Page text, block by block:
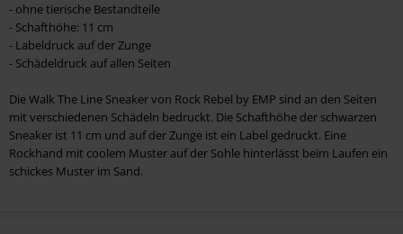
- ohne tierische Bestandteile
- Schafthöhe: 11 cm
- Labeldruck auf der Zunge
- Schädeldruck auf allen Seiten
Die Walk The Line Sneaker von Rock Rebel by EMP sind an den Seiten
mit verschiedenen Schädeln bedruckt. Die Schafthöhe der schwarzen
Sneaker ist 11 cm und auf der Zunge ist ein Label gedruckt. Eine
Rockhand mit coolem Muster auf der Sohle hinterlässt beim Laufen ein
schickes Muster im Sand.